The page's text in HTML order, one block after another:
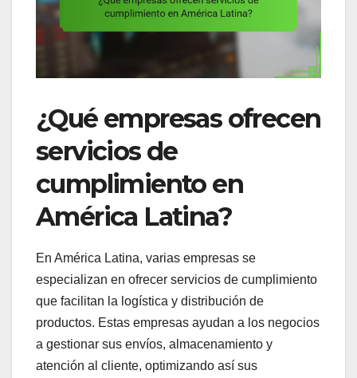
¿Qué empresas ofrecen
servicios de
cumplimiento en
América Latina?
En América Latina, varias empresas se
especializan en ofrecer servicios de cumplimiento
que facilitan la logística y distribución de
productos. Estas empresas ayudan a los negocios
a gestionar sus envíos, almacenamiento y
atención al cliente, optimizando así sus